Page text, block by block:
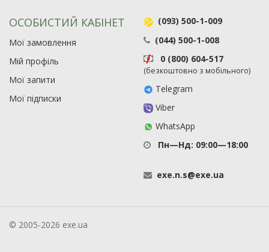
ОСОБИСТИЙ КАБІНЕТ
Мої замовлення
Мій профіль
Мої запити
Мої підписки
(093) 500-1-009
(044) 500-1-008
0 (800) 604-517
(безкоштовно з мобільного)
Telegram
Viber
WhatsApp
Пн—Нд: 09:00—18:00
exe.n.s@exe.ua
© 2005-2026 exe.ua